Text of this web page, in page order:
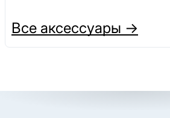
Все аксессуары →